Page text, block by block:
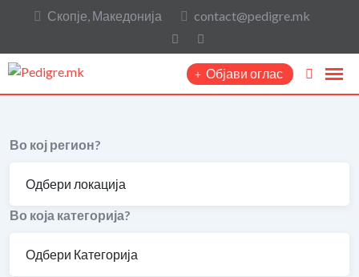
Скопје, Македонија contact@pedigre.mk
Објави оглас
Во кој регион?
Во која категорија?